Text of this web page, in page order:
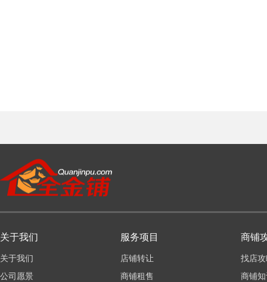
关于我们
关于我们
公司愿景
服务项目
店铺转让
商铺租售
商铺
找店
商铺